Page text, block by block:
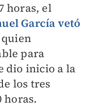
horas, el
García vetó
quien
para
dio inicio a la
los tres
horas.